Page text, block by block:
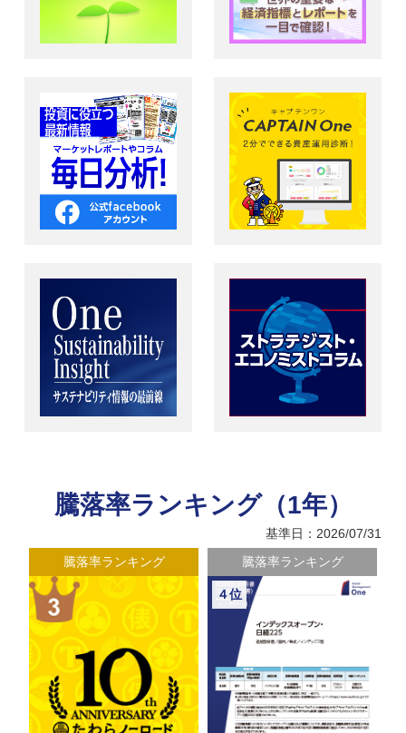
騰落率ランキング（1年）
基準日：2026/07/31
騰落率ランキング 騰落率ランキング
４位